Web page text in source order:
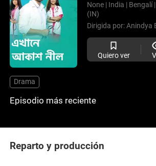
None | India | Bengalí |
(IN)
Dirigida por:Anindya
Quiero ver
Drama
Episodio más reciente
Reparto y producción